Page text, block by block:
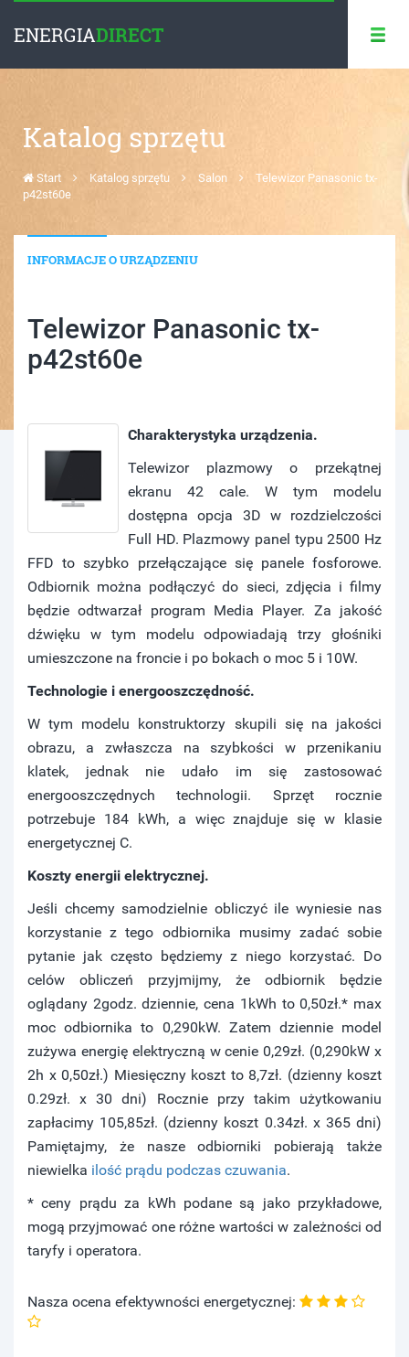
ENERGIADIRECT
Katalog sprzętu
Start Katalog sprzętu Salon
Telewizor Panasonic tx-
p42st60e
INFORMACJE O URZĄDZENIU
Telewizor Panasonic tx-
p42st60e
Charakterystyka urządzenia.
Telewizor plazmowy o przekątnej
ekranu 42 cale. W tym modelu
dostępna opcja 3D w rozdzielczości
Full HD. Plazmowy panel typu 2500 Hz
FFD to szybko przełączające się panele fosforowe.
Odbiornik można podłączyć do sieci, zdjęcia i filmy
będzie odtwarzał program Media Player. Za jakość
dźwięku w tym modelu odpowiadają trzy głośniki
umieszczone na froncie i po bokach o moc 5 i 10W.
Technologie i energooszczędność.
W tym modelu konstruktorzy skupili się na jakości
obrazu, a zwłaszcza na szybkości w przenikaniu
klatek, jednak nie udało im się zastosować
energooszczędnych technologii. Sprzęt rocznie
potrzebuje 184 kWh, a więc znajduje się w klasie
energetycznej C.
Koszty energii elektrycznej.
Jeśli chcemy samodzielnie obliczyć ile wyniesie nas
korzystanie z tego odbiornika musimy zadać sobie
pytanie jak często będziemy z niego korzystać. Do
celów obliczeń przyjmijmy, że odbiornik będzie
oglądany 2godz. dziennie, cena 1kWh to 0,50zł.* max
moc odbiornika to 0,290kW. Zatem dziennie model
zużywa energię elektryczną w cenie 0,29zł. (0,290kW x
2h x 0,50zł.) Miesięczny koszt to 8,7zł. (dzienny koszt
0.29zł. x 30 dni) Rocznie przy takim użytkowaniu
zapłacimy 105,85zł. (dzienny koszt 0.34zł. x 365 dni)
Pamiętajmy, że nasze odbiorniki pobierają także
niewielka ilość prądu podczas czuwania.
* ceny prądu za kWh podane są jako przykładowe,
mogą przyjmować one różne wartości w zależności od
taryfy i operatora.
Nasza ocena efektywności energetycznej: